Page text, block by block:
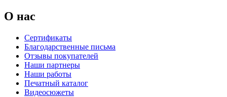
О нас
Сертификаты
Благодарственные письма
Отзывы покупателей
Наши партнеры
Наши работы
Печатный каталог
Видеосюжеты